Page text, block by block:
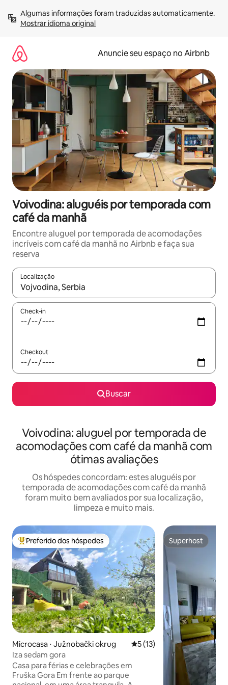
para
Mostrar idioma original
Anuncie seu espaço no Airbnb
Voivodina: aluguéis por temporada com
café da manhã
Encontre aluguel por temporada de acomodações
incríveis com café da manhã no Airbnb e faça sua
reserva
Localização
Quando os resultados estiverem disponíveis, explore-os
Check-in
Checkout
Buscar
Voivodina: aluguel por temporada de
acomodações com café da manhã com
ótimas avaliações
Os hóspedes concordam: estes aluguéis por
temporada de acomodações com café da manhã
foram muito bem avaliados por sua localização,
limpeza e muito mais.
Entre os melhores preferidos dos hóspedes
Preferido dos hóspedes
Microcasa ⋅ Južnobački okrug 5 de uma avaliação média
5 (13)
Iza sedam gora
Casa para férias e celebrações em
Fruška Gora Em frente ao parque
Superhost
Superhost